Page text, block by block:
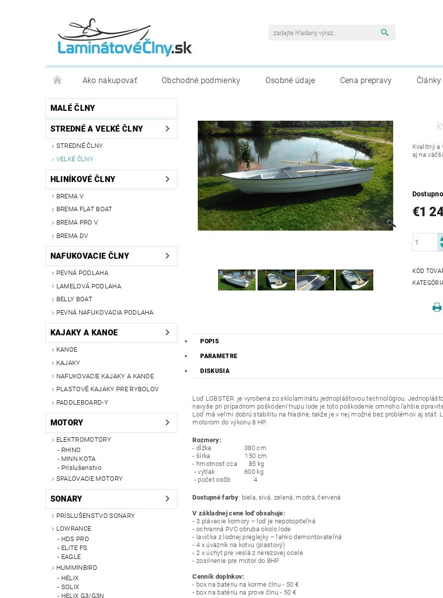
Ako nakupovať Obchodné podmienky Osobné údaje Cena prepravy Články
MALÉ ČLNY
STREDNÉ A VEĽKÉ ČLNY
STREDNÉ ČLNY
VEĽKÉ ČLNY
HLINÍKOVÉ ČLNY
BREMA V
BREMA FLAT BOAT
BREMA PRO V
BREMA DV
NAFUKOVACIE ČLNY
PEVNÁ PODLAHA
LAMELOVÁ PODLAHA
BELLY BOAT
PEVNÁ NAFUKOVACIA PODLAHA
KAJAKY A KANOE
KANOE
KAJAKY
NAFUKOVACIE KAJAKY A KANOE
PLASTOVÉ KAJAKY PRE RYBOLOV
PADDLEBOARD-Y
MOTORY
ELEKTROMOTORY
RHINO
MINN KOTA
Príslušenstvo
SPAĽOVACIE MOTORY
SONARY
PRÍSLUŠENSTVO SONARY
LOWRANCE
HDS PRO
ELITE FS
EAGLE
HUMMINBIRD
HELIX
SOLIX
HELIX G3/G3N
Kvalitný a
aj na
€1
KÓD
POPIS
PARAMETRE
DISKUSIA
Loď LOBSTER je vyrobená zo sklolaminátu jednoplášťovou technológiou.
navyše pri prípadnom poškodení trupu lode je toto poškodenie omnoho ľahšie
Loď má veľmi dobrú stabilitu na hladine, takže je v nej možné bez problémov aj
motorom do výkonu 8 HP.
Rozmery:
- dĺžka 380 cm
- šírka 150 cm
- hmotnosť cca 85 kg
- výtlak 600 kg
- počet osôb 4
Dostupné farby: biela, sivá. zelená, modrá, červená
V základnej cene loď obsahuje:
- 3 plávacie komory – loď je nepotopiteľná
- ochranná PVC obruba okolo lode
- lavička z lodnej preglejky – ľahko demontovateľná
- 4 x úväzník na kotvu (plastový)
- 2 x úchyt pre veslá z nerezovej ocele
- zosilnenie pre motor do 8HP
Cenník doplnkov:
- box na batériu na korme člnu - 50 €
- box na batériu na prove člnu - 50 €